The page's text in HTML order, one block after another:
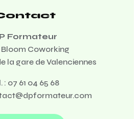
Formateur
Bloom Coworking
la gare de Valenciennes
: 07 61 04 65 68